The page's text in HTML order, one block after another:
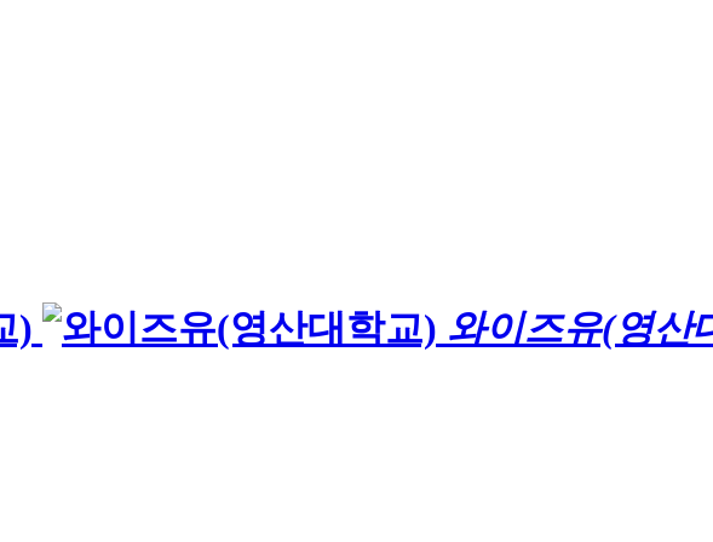
와이즈유(영산